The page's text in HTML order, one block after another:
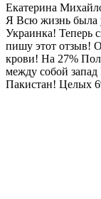
Екатерина
Я Всю жизнь была
Украинка! Теперь
пишу этот отзыв!
крови! На 27%
между собой
Пакистан! Целых